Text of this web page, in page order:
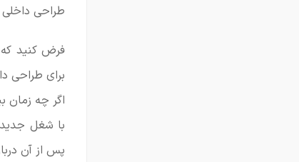
طراحی داخلی
برای طراحی
اگر چه زمان
با شغل
پس از آن